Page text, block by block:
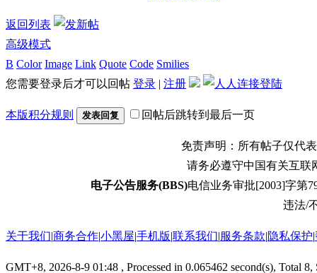
返回列表
高级模式
B Color Image Link Quote Code Smilies
您需要登录后才可以回帖 登录 | 注册
本版积分规则 发表回复 回帖后跳转到最后一页
免责声明：所有帖子仅代
请务必遵守中国有关互联
电子公告服务(BBS)电信业务审批[2003]字第
违法/
关于我们|商务合作|小黑屋|手机版|联系我们|服务条款|隐私保护|
GMT+8, 2026-8-9 01:48 , Processed in 0.065462 second(s), Total